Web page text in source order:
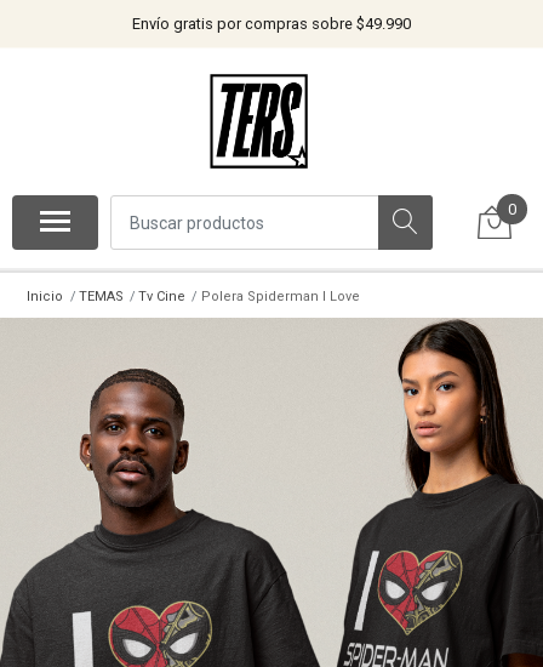
Envío gratis por compras sobre $49.990
0
Inicio TEMAS Tv Cine Polera Spiderman I Love